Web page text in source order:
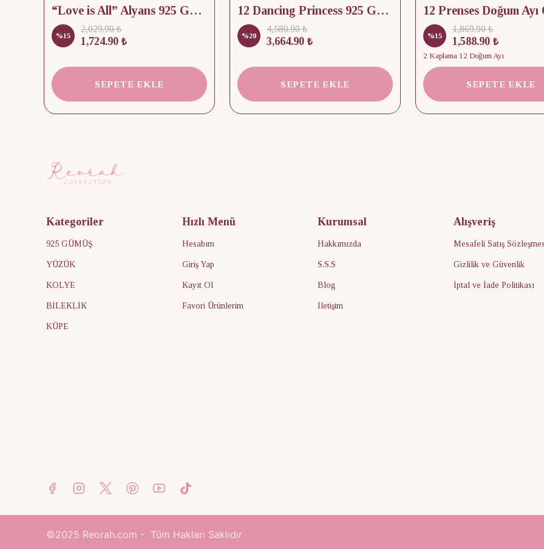
“Love is All” Alyans 925 Gümüş - Medium Beden
%15
2,029.90 ₺
1,724.90 ₺
SEPETE EKLE
12 Dancing Princess 925 Gümüş/ Kolye, Küpe ve Yüzük Set
%20
4,580.90 ₺
3,664.90 ₺
SEPETE EKLE
%15
1,869.90 ₺
1,588.90 ₺
2 Kaplama 12 Doğum Ayı
SEPETE EKLE
Kategoriler
925 GÜMÜŞ
YÜZÜK
KOLYE
BİLEKLİK
KÜPE
Hızlı Menü
Hesabım
Giriş Yap
Kayıt Ol
Favori Ürünlerim
Kurumsal
Hakkımızda
S.S.S
Blog
İletişim
Alışveriş
Mesafeli Satış
Gizlilik ve Güvenlik
İptal ve İade Politikası
©2025 Reorah.com - Tüm Hakları Saklıdır